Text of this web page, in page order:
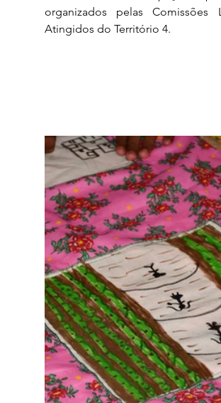
organizados pelas Comissões
Atingidos do Território 4.